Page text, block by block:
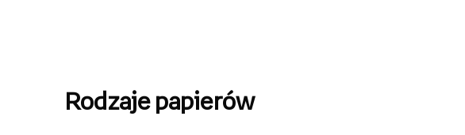
Rodzaje papierów